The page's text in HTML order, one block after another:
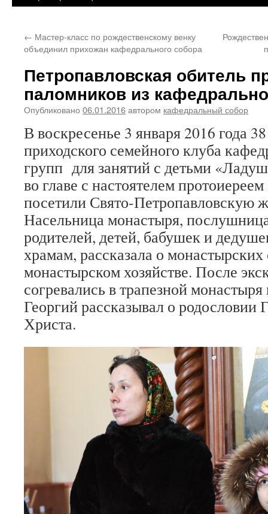
← Мастер-класс по рождественскому венку
объединил прихожан кафедрального собора
Петропавловская обитель
паломников из
Опубликовано 06.01.2016автором кафедральный собор
В воскресенье 3 января 2016 года
приходского семейного клуба
групп для занятий с детьми
во главе с настоятелем
посетили Свято-Петропавловскую
Насельница монастыря,
родителей, детей, бабушек и
храмам, рассказала о
монастырском хозяйстве. После
согревались в трапезной
Георгий рассказывал о родословии
Христа.